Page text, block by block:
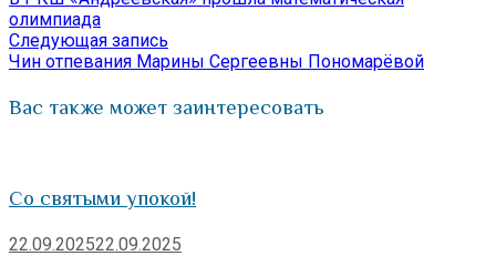
по
записям
олимпиада
Следующая запись
запись:
Чин отпевания Марины Сергеевны Пономарёвой
Вас также может заинтересовать
Со святыми упокой!
22.09.202522.09.2025